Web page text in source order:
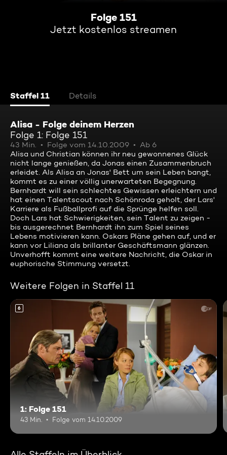
Folge 151
Jetzt kostenlos streamen
Staffel 11 Details
Alisa - Folge deinem Herzen
Folge 1: Folge 151
43 Min. Folge vom 14.10.2009
Ab 6
Alisa und Christian können ihr neu gewonnenes Glück
nicht lange genießen, da Jonas einen Zusammenbruch
erleidet. Als Alisa an Jonas' Bett um sein Leben bangt,
kommt es zu einer völlig unerwarteten Begegnung.
Bernhardt will sein schlechtes Gewissen erleichtern und
hat einen Talentscout nach Schönroda geholt, der Lars'
Karriere als Fußballprofi auf die Sprünge helfen soll.
Doch Lars hat Schwierigkeiten, sein Talent zu zeigen -
bis ausgerechnet Bernhardt ihn zum Spiel seines
Lebens motivieren kann. Oskars Pläne gehen auf, und er
kann vor Liliana als brillanter Geschäftsmann glänzen.
Unverhofft kommt eine weitere Nachricht, die Oskar in
euphorische Stimmung versetzt.
Weitere Folgen in Staffel 11
6
1: Folge 151
43 Min. Folge vom 14.10.2009